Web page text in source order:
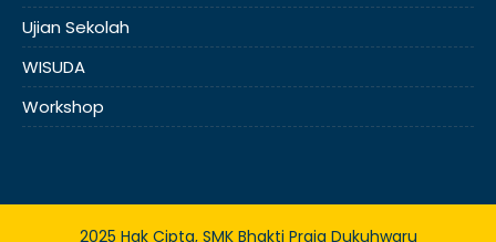
Ujian Sekolah
WISUDA
Workshop
2025 Hak Cipta, SMK Bhakti Praja Dukuhwaru